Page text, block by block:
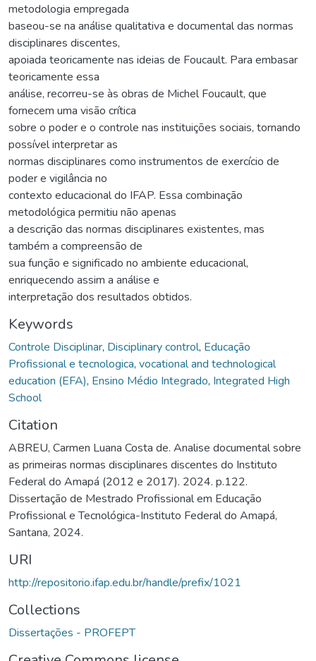
metodologia empregada
baseou-se na análise qualitativa e documental das normas
disciplinares discentes,
apoiada teoricamente nas ideias de Foucault. Para embasar
teoricamente essa
análise, recorreu-se às obras de Michel Foucault, que
fornecem uma visão crítica
sobre o poder e o controle nas instituições sociais, tornando
possível interpretar as
normas disciplinares como instrumentos de exercício de
poder e vigilância no
contexto educacional do IFAP. Essa combinação
metodológica permitiu não apenas
a descrição das normas disciplinares existentes, mas
também a compreensão de
sua função e significado no ambiente educacional,
enriquecendo assim a análise e
interpretação dos resultados obtidos.
Keywords
Controle Disciplinar, Disciplinary control, Educação
Profissional e tecnologica, vocational and technological
education (EFA), Ensino Médio Integrado, Integrated High
School
Citation
ABREU, Carmen Luana Costa de. Analise documental sobre
as primeiras normas disciplinares discentes do Instituto
Federal do Amapá (2012 e 2017). 2024. p.122.
Dissertação de Mestrado Profissional em Educação
Profissional e Tecnológica-Instituto Federal do Amapá,
Santana, 2024.
URI
http://repositorio.ifap.edu.br/handle/prefix/1021
Collections
Dissertações - PROFEPT